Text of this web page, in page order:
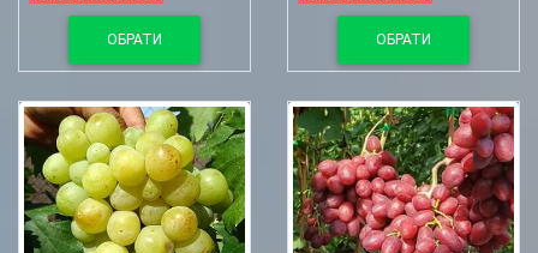
ОБРАТИ ОБРАТИ